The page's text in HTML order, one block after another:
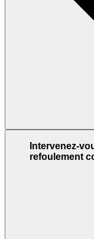
Intervenez-
refoulement